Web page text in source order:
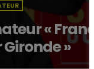
« France
»